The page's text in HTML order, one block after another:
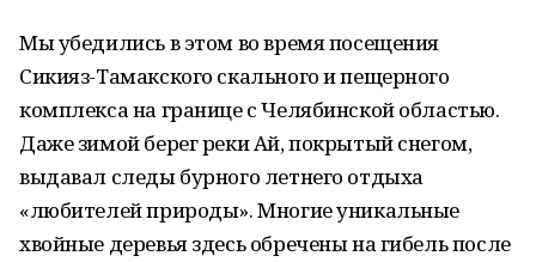
Мы убедились в этом во время посещения
Сикияз-Тамакского скального и пещерного
комплекса на границе с Челябинской областью.
Даже зимой берег реки Ай, покрытый снегом,
выдавал следы бурного летнего отдыха
«любителей природы». Многие уникальные
хвойные деревья здесь обречены на гибель после